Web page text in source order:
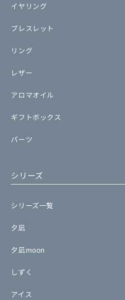
イヤリング
ブレスレット
リング
レザー
アロマオイル
ギフトボックス
パーツ
シリーズ
シリーズ一覧
夕凪
夕凪moon
しずく
アイス